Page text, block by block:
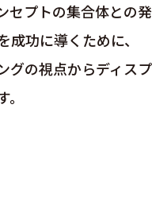
セプトの集合体との発
成功に導くために、
グの視点からディス